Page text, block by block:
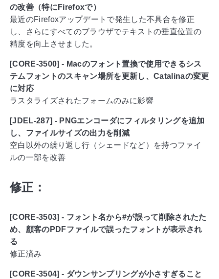
の改善（特にFirefoxで）
最近のFirefoxアップデートで発生した不具合を修正
し、さらにすべてのブラウザでテキストの垂直位置の
精度を向上させました。
[CORE-3500] - Macのフォント置換で使用できるシス
テムフォントのスキャン場所を更新し、Catalinaの変更
に対応
ラスタライズされたフォームのみに影響
[JDEL-287] - PNGエンコーダにフィルタリングを追加
し、ファイルサイズの出力を削減
空白以外の繰り返し行（シェードなど）を持つファイ
ルの一部を改善
修正：
[CORE-3503] - フォント名から#が誤って削除されたた
め、顧客のPDFファイルで誤ったフォントが表示され
る
修正済み
[CORE-3504] - ダウンサンプリングが小さすぎること